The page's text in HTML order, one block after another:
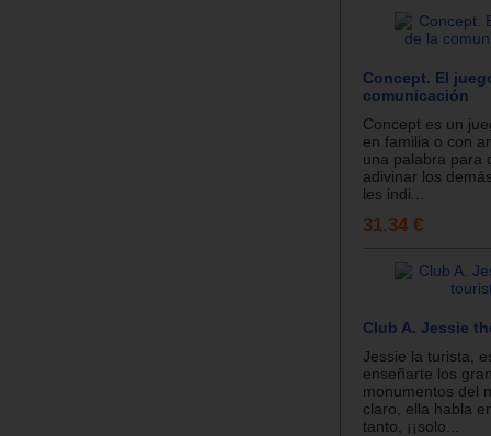
Concept. El
comunicación
Concept es un
en familia o con
una palabra para
adivinar los
les indi...
31.34 €
Club A. Jessie
Jessie la turista,
enseñarte los
monumentos del
claro, ella habla
tanto, ¡¡solo...